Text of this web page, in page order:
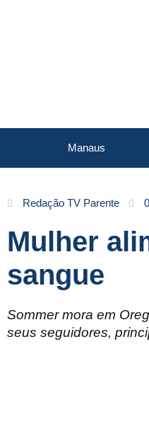
Manaus
Redação TV Parente
Mulher
sangue
Sommer mora em
seus seguidores,